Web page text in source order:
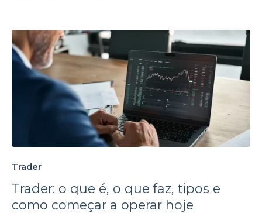
Trader
Trader: o que é, o que faz, tipos e
como começar a operar hoje